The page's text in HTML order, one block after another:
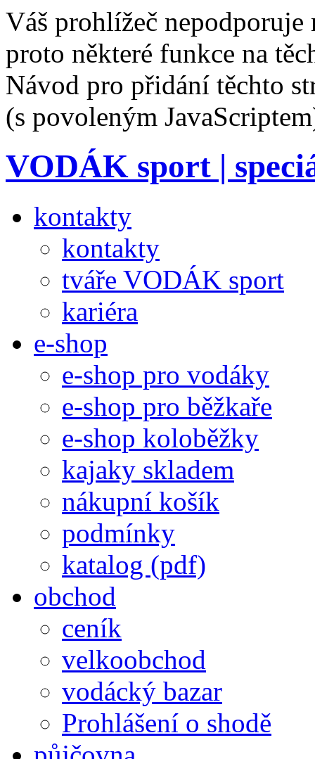
Váš prohlížeč nepodporuje
proto některé funkce na
Návod pro přidání těchto
(s povoleným
VODÁK sport |
kontakty
kontakty
tváře VODÁK sport
kariéra
e-shop
e-shop pro vodáky
e-shop pro běžkaře
e-shop koloběžky
kajaky skladem
nákupní košík
podmínky
katalog (pdf)
obchod
ceník
velkoobchod
vodácký bazar
Prohlášení o shodě